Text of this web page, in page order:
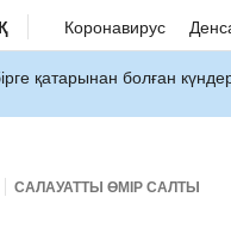
Коронавирус
қатарынан болған
САЛАУАТТЫ ӨМІР САЛТЫ